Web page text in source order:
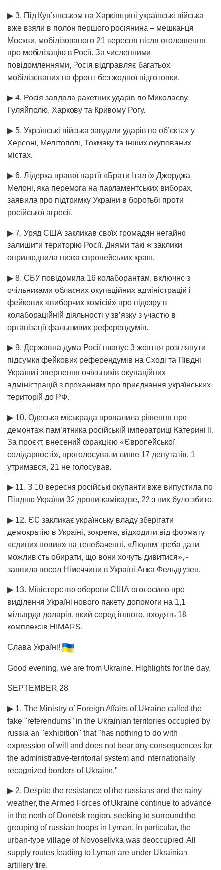
▶ 3. Під Куп’янськом на Харківщині українські війська
вже взяли в полон першого росіянина – мешканця
Москви, мобілізованого 21 вересня після оголошення
про мобілізацію в Росії. За численними
повідомленнями, Росія відправляє багатьох
мобілізованих на фронт без жодної підготовки.
▶ 4. Росія завдала ракетних ударів по Миколаєву,
Гуляйполю, Харкову та Кривому Рогу.
▶ 5. Українські війська завдали ударів по об’єктах у
Херсоні, Мелітополі, Токмаку та інших окупованих
містах.
▶ 6. Лідерка правої партії «Брати Італії» Джорджа
Мелоні, яка перемога на парламентських виборах,
заявила про підтримку України в боротьбі проти
російської агресії.
▶ 7. Уряд США закликав своїх громадян негайно
залишити територію Росії. Днями такі ж заклики
оприлюднила низка європейських країн.
▶ 8. СБУ повідомила 16 колаборантам, включно з
очільниками обласних окупаційних адміністрацій і
фейкових «виборчих комісій» про підозру в
колабораційній діяльності у зв’язку з участю в
організації фальшивих референдумів.
▶ 9. Державна дума Росії планує 3 жовтня розглянути
підсумки фейкових референдумів на Сході та Півдні
України і звернення очільників окупаційних
адміністрацій з проханням про приєднання українських
територій до РФ.
▶ 10. Одеська міськрада провалила рішення про
демонтаж пам’ятника російській імператриці Катерині ІІ.
За проєкт, внесений фракцією «Європейської
солідарності», проголосували лише 17 депутатів, 1
утримався, 21 не голосував.
▶ 11. З 10 вересня російські окупанти вже випустила по
Півдню України 32 дрони-камікадзе, 22 з них було збито.
▶ 12. ЄС закликає українську владу зберігати
демократію в Україні, зокрема, відходити від формату
«єдиних новин» на телебаченні. «Людям треба дати
можливість обирати, що вони хочуть дивитися», -
заявила посол Німеччини в Україні Анка Фельдгузен.
▶ 13. Міністерство оборони США оголосило про
виділення Україні нового пакету допомоги на 1,1
мільярда доларів, який серед іншого, входять 18
комплексів HIMARS.
Слава Україні!
Good evening, we are from Ukraine. Highlights for the day.
SEPTEMBER 28
▶ 1. The Ministry of Foreign Affairs of Ukraine called the
fake "referendums" in the Ukrainian territories occupied by
russia an "exhibition" that "has nothing to do with
expression of will and does not bear any consequences for
the administrative-territorial system and internationally
recognized borders of Ukraine."
▶ 2. Despite the resistance of the russians and the rainy
weather, the Armed Forces of Ukraine continue to advance
in the north of Donetsk region, seeking to surround the
grouping of russian troops in Lyman. In particular, the
urban-type village of Novoselivka was deoccupied. All
supply routes leading to Lyman are under Ukrainian
artillery fire.